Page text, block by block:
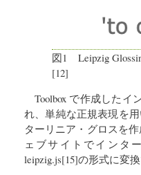
図1 Leipzig
[12]
Toolbox で作成した
れ、単純な正規表現を
ターリニア・グロスを
ェブサイトでインタ
leipzig.js[15]の形式に変換